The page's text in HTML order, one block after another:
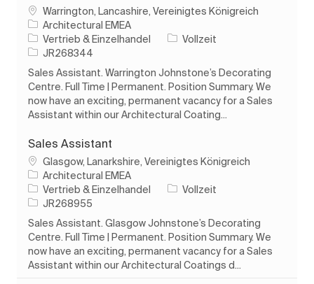
Ort Warrington, Lancashire, Vereinigtes Königreich
Architectural EMEA
Kategorie
Vertrieb & Einzelhandel Auftragstyp
Vollzeit
Auftrags-ID
JR268344
Sales Assistant. Warrington Johnstone’s Decorating
Centre. Full Time | Permanent. Position Summary. We
now have an exciting, permanent vacancy for a Sales
Assistant within our Architectural Coating...
Sales Assistant
Ort Glasgow, Lanarkshire, Vereinigtes Königreich
Architectural EMEA
Kategorie
Vertrieb & Einzelhandel Auftragstyp
Vollzeit
Auftrags-ID
JR268955
Sales Assistant. Glasgow Johnstone’s Decorating
Centre. Full Time | Permanent. Position Summary. We
now have an exciting, permanent vacancy for a Sales
Assistant within our Architectural Coatings d...